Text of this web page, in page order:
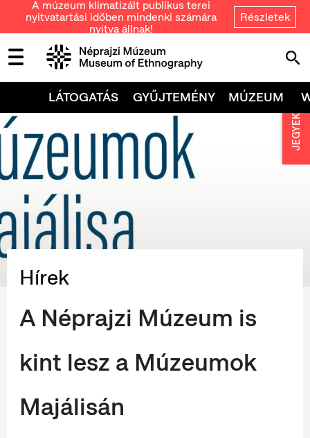
A múzeum klimatizált publikus terei
nyitvatartási időben mindenki számára
nyitva állnak!
Részletek
LÁTOGATÁS GYŰJTEMÉNY MÚZEUM
Hírek
A Néprajzi Múzeum is
kint lesz a Múzeumok
Majálisán
JEGYEK